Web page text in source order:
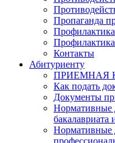
Пропаганда
Контакты
Абитуриенту
ПРИЕМНАЯ
Как подать
Документы
Нормативные
бакалавриата
Нормативные